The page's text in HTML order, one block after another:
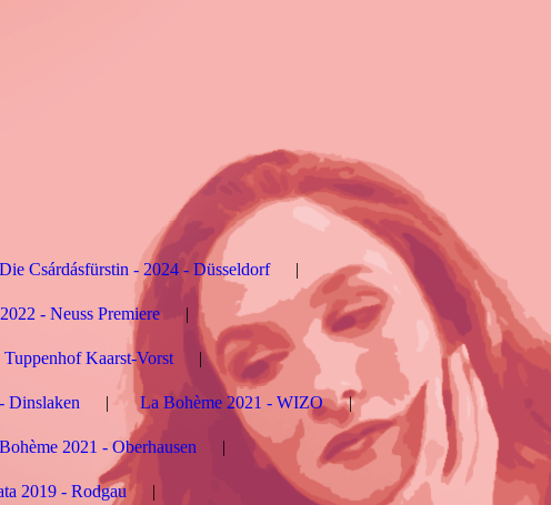
Die Csárdásfürstin - 2024 - Düsseldorf
- Neuss Premiere
Kaarst-Vorst
Dinslaken La Bohème 2021 - WIZO
2021 - Oberhausen
2019 - Rodgau